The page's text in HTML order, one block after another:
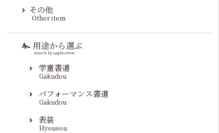
その他
Other item
用途から選ぶ
Search by application
学童書道
Gakudou
パフォーマンス書道
Gakudou
表装
Hyousou